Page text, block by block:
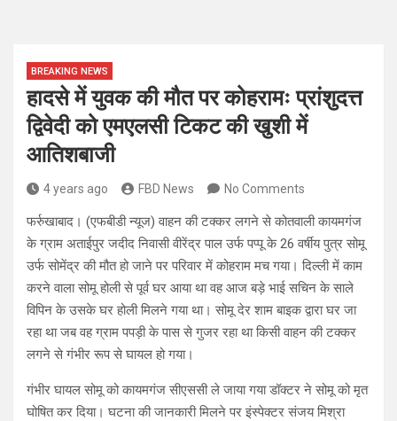
BREAKING NEWS
हादसे में युवक की मौत पर कोहरामः प्रांशुदत्त
द्विवेदी को एमएलसी टिकट की खुशी में
आतिशबाजी
4 years ago FBD News No Comments
फर्रुखाबाद। (एफबीडी न्यूज) वाहन की टक्कर लगने से कोतवाली कायमगंज
के ग्राम अताईपुर जदीद निवासी वीरेंद्र पाल उर्फ पप्पू के 26 वर्षीय पुत्र सोमू
उर्फ सोमेंद्र की मौत हो जाने पर परिवार में कोहराम मच गया। दिल्ली में काम
करने वाला सोमू होली से पूर्व घर आया था वह आज बड़े भाई सचिन के साले
विपिन के उसके घर होली मिलने गया था। सोमू देर शाम बाइक द्वारा घर जा
रहा था जब वह ग्राम पपड़ी के पास से गुजर रहा था किसी वाहन की टक्कर
लगने से गंभीर रूप से घायल हो गया।
गंभीर घायल सोमू को कायमगंज सीएससी ले जाया गया डॉक्टर ने सोमू को मृत
घोषित कर दिया। घटना की जानकारी मिलने पर इंस्पेक्टर संजय मिश्रा